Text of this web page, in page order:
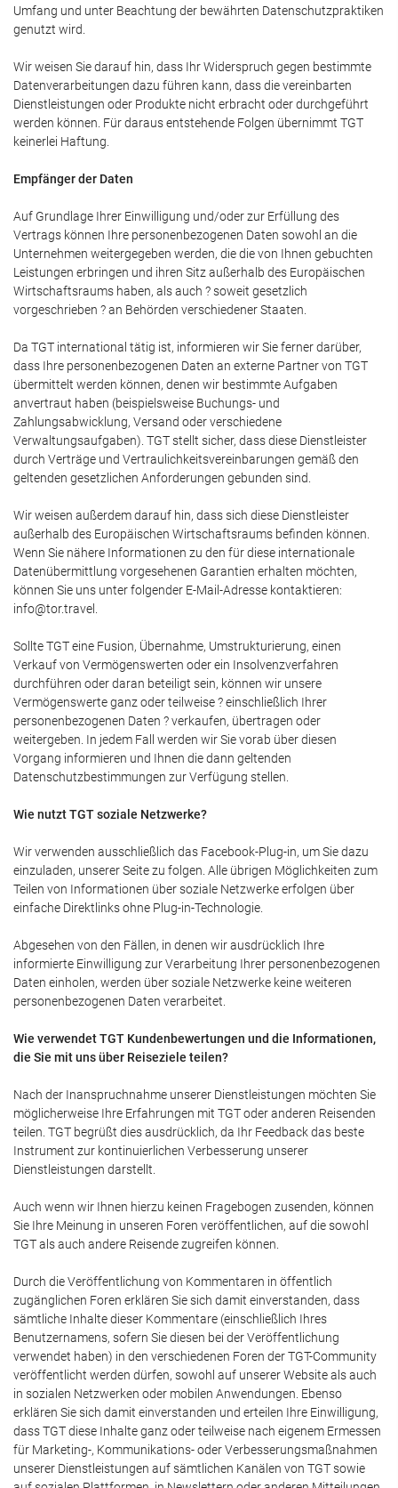
Umfang und unter Beachtung der bewährten Datenschutzpraktiken
genutzt wird.
Wir weisen Sie darauf hin, dass Ihr Widerspruch gegen bestimmte
Datenverarbeitungen dazu führen kann, dass die vereinbarten
Dienstleistungen oder Produkte nicht erbracht oder durchgeführt
werden können. Für daraus entstehende Folgen übernimmt TGT
keinerlei Haftung.
Empfänger der Daten
Auf Grundlage Ihrer Einwilligung und/oder zur Erfüllung des
Vertrags können Ihre personenbezogenen Daten sowohl an die
Unternehmen weitergegeben werden, die die von Ihnen gebuchten
Leistungen erbringen und ihren Sitz außerhalb des Europäischen
Wirtschaftsraums haben, als auch ? soweit gesetzlich
vorgeschrieben ? an Behörden verschiedener Staaten.
Da TGT international tätig ist, informieren wir Sie ferner darüber,
dass Ihre personenbezogenen Daten an externe Partner von TGT
übermittelt werden können, denen wir bestimmte Aufgaben
anvertraut haben (beispielsweise Buchungs- und
Zahlungsabwicklung, Versand oder verschiedene
Verwaltungsaufgaben). TGT stellt sicher, dass diese Dienstleister
durch Verträge und Vertraulichkeitsvereinbarungen gemäß den
geltenden gesetzlichen Anforderungen gebunden sind.
Wir weisen außerdem darauf hin, dass sich diese Dienstleister
außerhalb des Europäischen Wirtschaftsraums befinden können.
Wenn Sie nähere Informationen zu den für diese internationale
Datenübermittlung vorgesehenen Garantien erhalten möchten,
können Sie uns unter folgender E-Mail-Adresse kontaktieren:
info@tor.travel.
Sollte TGT eine Fusion, Übernahme, Umstrukturierung, einen
Verkauf von Vermögenswerten oder ein Insolvenzverfahren
durchführen oder daran beteiligt sein, können wir unsere
Vermögenswerte ganz oder teilweise ? einschließlich Ihrer
personenbezogenen Daten ? verkaufen, übertragen oder
weitergeben. In jedem Fall werden wir Sie vorab über diesen
Vorgang informieren und Ihnen die dann geltenden
Datenschutzbestimmungen zur Verfügung stellen.
Wie nutzt TGT soziale Netzwerke?
Wir verwenden ausschließlich das Facebook-Plug-in, um Sie dazu
einzuladen, unserer Seite zu folgen. Alle übrigen Möglichkeiten zum
Teilen von Informationen über soziale Netzwerke erfolgen über
einfache Direktlinks ohne Plug-in-Technologie.
Abgesehen von den Fällen, in denen wir ausdrücklich Ihre
informierte Einwilligung zur Verarbeitung Ihrer personenbezogenen
Daten einholen, werden über soziale Netzwerke keine weiteren
personenbezogenen Daten verarbeitet.
Wie verwendet TGT Kundenbewertungen und die Informationen,
die Sie mit uns über Reiseziele teilen?
Nach der Inanspruchnahme unserer Dienstleistungen möchten Sie
möglicherweise Ihre Erfahrungen mit TGT oder anderen Reisenden
teilen. TGT begrüßt dies ausdrücklich, da Ihr Feedback das beste
Instrument zur kontinuierlichen Verbesserung unserer
Dienstleistungen darstellt.
Auch wenn wir Ihnen hierzu keinen Fragebogen zusenden, können
Sie Ihre Meinung in unseren Foren veröffentlichen, auf die sowohl
TGT als auch andere Reisende zugreifen können.
Durch die Veröffentlichung von Kommentaren in öffentlich
zugänglichen Foren erklären Sie sich damit einverstanden, dass
sämtliche Inhalte dieser Kommentare (einschließlich Ihres
Benutzernamens, sofern Sie diesen bei der Veröffentlichung
verwendet haben) in den verschiedenen Foren der TGT-Community
veröffentlicht werden dürfen, sowohl auf unserer Website als auch
in sozialen Netzwerken oder mobilen Anwendungen. Ebenso
erklären Sie sich damit einverstanden und erteilen Ihre Einwilligung,
dass TGT diese Inhalte ganz oder teilweise nach eigenem Ermessen
für Marketing-, Kommunikations- oder Verbesserungsmaßnahmen
unserer Dienstleistungen auf sämtlichen Kanälen von TGT sowie